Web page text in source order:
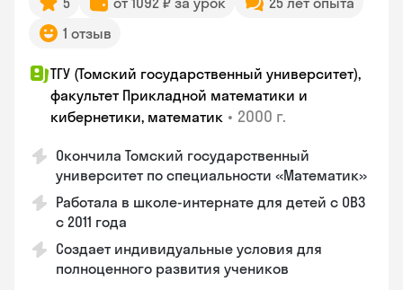
1 отзыв
ТГУ (Томский государственный университет),
факультет Прикладной математики и
кибернетики, математик • 2000 г.
Окончила Томский государственный
университет по специальности «Математик»
Работала в школе-интернате для детей с ОВЗ
с 2011 года
Создает индивидуальные условия для
полноценного развития учеников